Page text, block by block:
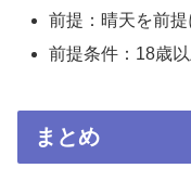
前提：晴天を前
前提条件：18歳
まとめ